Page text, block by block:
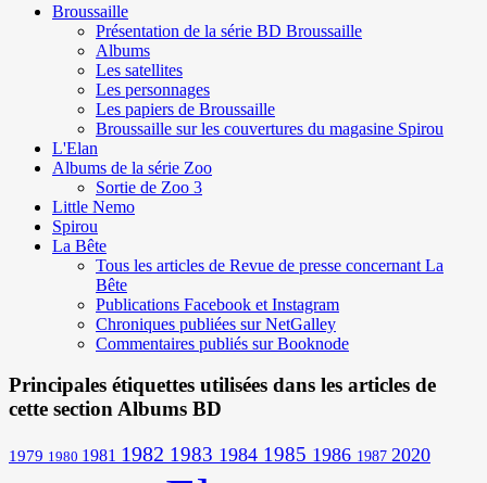
Broussaille
Présentation de la série BD Broussaille
Albums
Les satellites
Les personnages
Les papiers de Broussaille
Broussaille sur les couvertures du magasine Spirou
L'Elan
Albums de la série Zoo
Sortie de Zoo 3
Little Nemo
Spirou
La Bête
Tous les articles de Revue de presse concernant La
Bête
Publications Facebook et Instagram
Chroniques publiées sur NetGalley
Commentaires publiés sur Booknode
Principales étiquettes utilisées dans les articles de
cette section Albums BD
1979 1980 1981 1982 1983 1984 1985 1986 1987 2020